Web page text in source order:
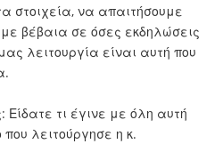
στοιχεία, να απαιτήσουμε
βέβαια σε όσες εκδηλώσεις
λειτουργία είναι αυτή που
τι έγινε με όλη αυτή
που λειτούργησε η κ.